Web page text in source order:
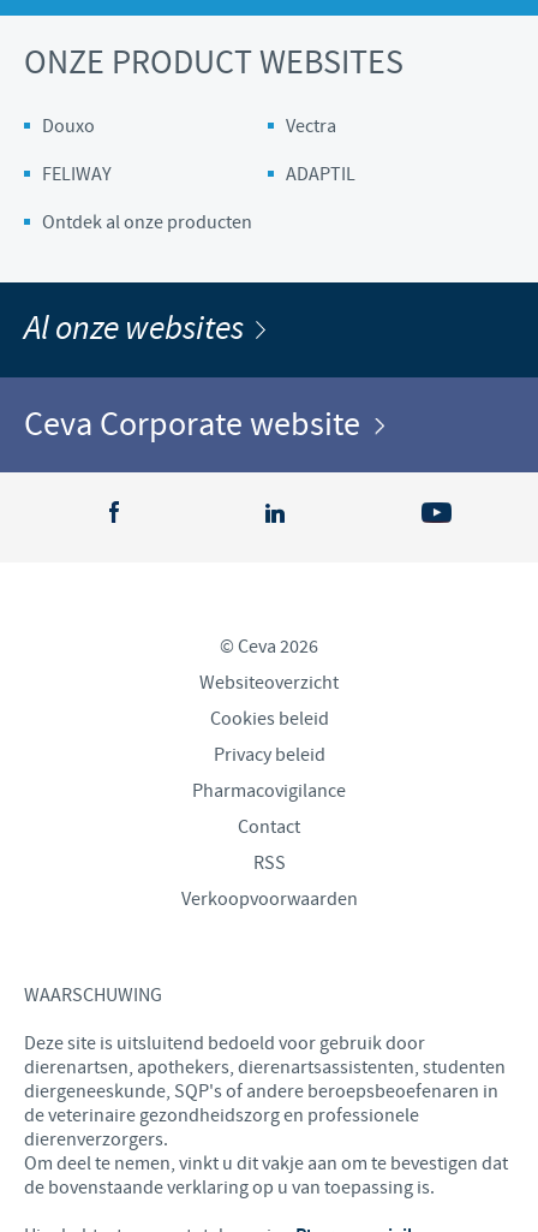
ONZE PRODUCT WEBSITES
Douxo
Vectra
FELIWAY
ADAPTIL
Ontdek al onze producten
Al onze websites
Ceva Corporate website
© Ceva 2026
Websiteoverzicht
Cookies beleid
Privacy beleid
Pharmacovigilance
Contact
RSS
Verkoopvoorwaarden
WAARSCHUWING
Deze site is uitsluitend bedoeld voor gebruik door
dierenartsen, apothekers, dierenartsassistenten, studenten
diergeneeskunde, SQP's of andere beroepsbeoefenaren in
de veterinaire gezondheidszorg en professionele
dierenverzorgers.
Om deel te nemen, vinkt u dit vakje aan om te bevestigen dat
de bovenstaande verklaring op u van toepassing is.